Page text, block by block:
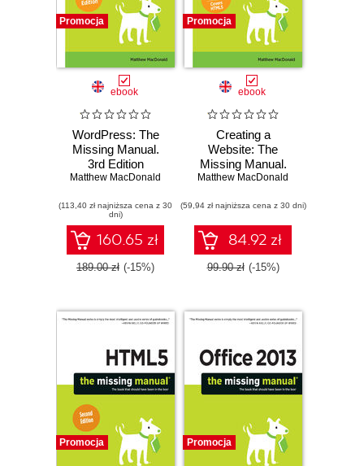
Promocja
ebook
WordPress: The
Missing Manual.
3rd Edition
Matthew MacDonald
(113,40 zł najniższa cena z 30
dni)
160.65 zł
189.00 zł (-15%)
Promocja
ebook
Creating a
Website: The
Missing Manual.
4th Edition
Matthew MacDonald
(59,94 zł najniższa cena z 30 dni)
84.92 zł
99.90 zł (-15%)
Promocja Promocja